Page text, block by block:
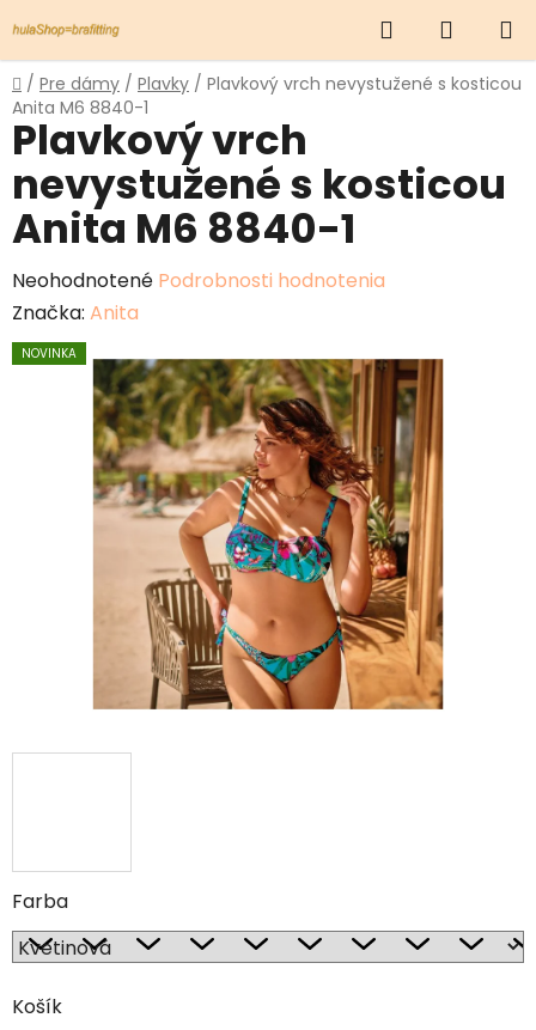
na
obsah
Hľadať
KOŠÍK
Domov
/ Pre dámy / Plavky / Plavkový vrch nevystužené s kosticou
Anita M6 8840-1
Farba
Košík
Plavkový vrch
nevystužené s kosticou
Anita M6 8840-1
Priemerné
hodnotenie
produktu
hviezdičiek.
Neohodnotené Podrobnosti hodnotenia
Značka: Anita
NOVINKA